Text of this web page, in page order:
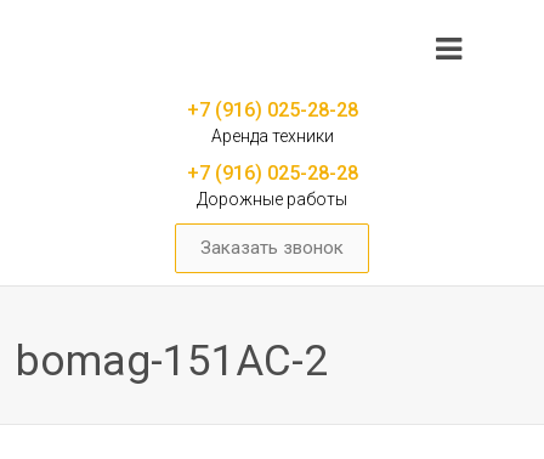
+7 (916) 025-28-28
Аренда техники
+7 (916) 025-28-28
Дорожные работы
Заказать звонок
bomag-151AC-2